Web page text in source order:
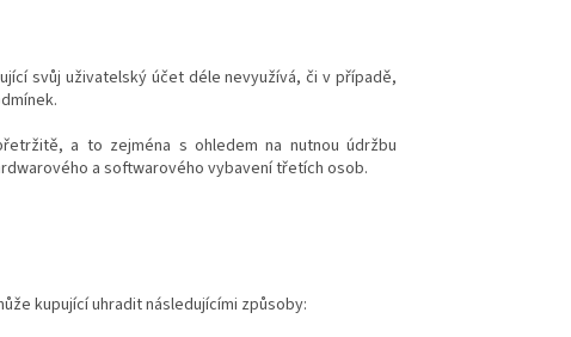
svůj uživatelský účet déle nevyužívá, či v případě,
a to zejména s ohledem na nutnou údržbu
a softwarového vybavení třetích osob.
kupující uhradit následujícími způsoby: